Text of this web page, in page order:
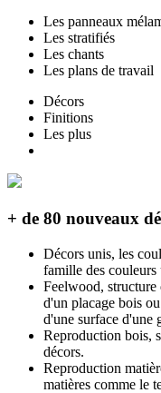
Les panneaux
Les stratifiés
Les chants
Les plans de travail
Décors
Finitions
Les plus
+ de 80 nouveaux
Décors unis, les
famille des couleurs
Feelwood, structure
d'un placage bois
d'une surface d'une
Reproduction bois,
décors.
Reproduction
matières comme le